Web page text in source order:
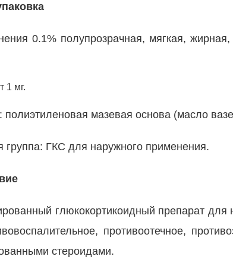
0.1% полупрозрачная, мягкая, жирная,
1 мг.
мазевая основа (масло
группа: ГКС для наружного применения.
глюкокортикоидный препарат
противоотечное,
стероидами.